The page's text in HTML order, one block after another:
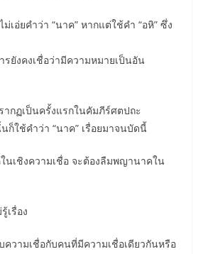
เอ่ยคำว่า “นาค” หากแต่ใช้คำ “อหิ” ซึ่ง
ยังคงเชื่อว่ามีความหมายเป็นอัน
ากฏเป็นครั้งแรกในคัมภีร์ศตปถะ
ใช้คำว่า “นาค” เรื่อยมาจนบัดนี้
นเชิงความเชื่อ จะต้องลืมพญานาคใน
เรื่อง
ความเชื่อกับคนที่มีความเชื่อเดียวกันหรือ